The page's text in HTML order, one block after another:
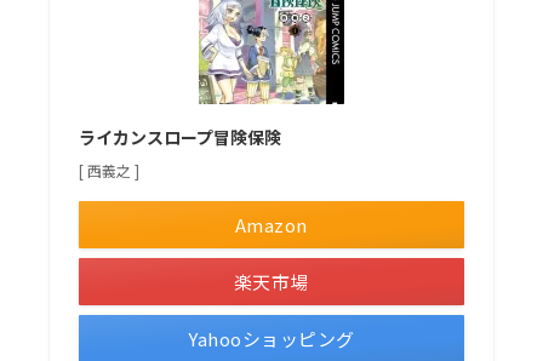
ライカンスロープ冒険保険
[ 西義之 ]
Amazon
楽天市場
Yahooショッピング